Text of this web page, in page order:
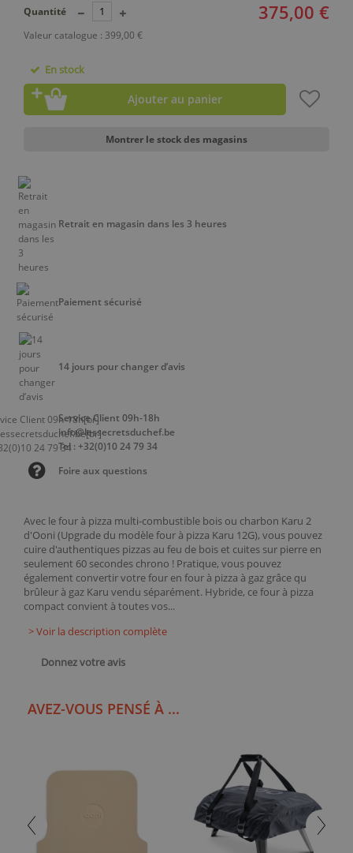
Avec le four à pizza multi-combustible bois ou charbon Karu 2
d'Ooni (Upgrade du modèle four à pizza Karu 12G), vous pouvez
cuire d'authentiques pizzas au feu de bois et cuites sur pierre en
seulement 60 secondes chrono ! Pratique, vous pouvez
également convertir votre four en four à pizza à gaz grâce qu
brûleur à gaz Karu vendu séparément. Hybride, ce four à pizza
compact convient à toutes vos...
> Voir la description complète
Donnez votre avis
375,00 €
Quantité
Valeur catalogue : 399,00 €
En stock
Ajouter au panier
Montrer le stock des magasins
Retrait en magasin dans les 3 heures
Paiement sécurisé
14 jours pour changer d’avis
Service Client 09h-18h
info@lessecretsduchef.be
Tel : +32(0)10 24 79 34
Foire aux questions
AVEZ-VOUS PENSÉ À ...